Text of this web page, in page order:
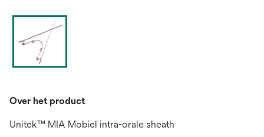
Over het product
Unitek™ MIA Mobiel intra-orale sheath